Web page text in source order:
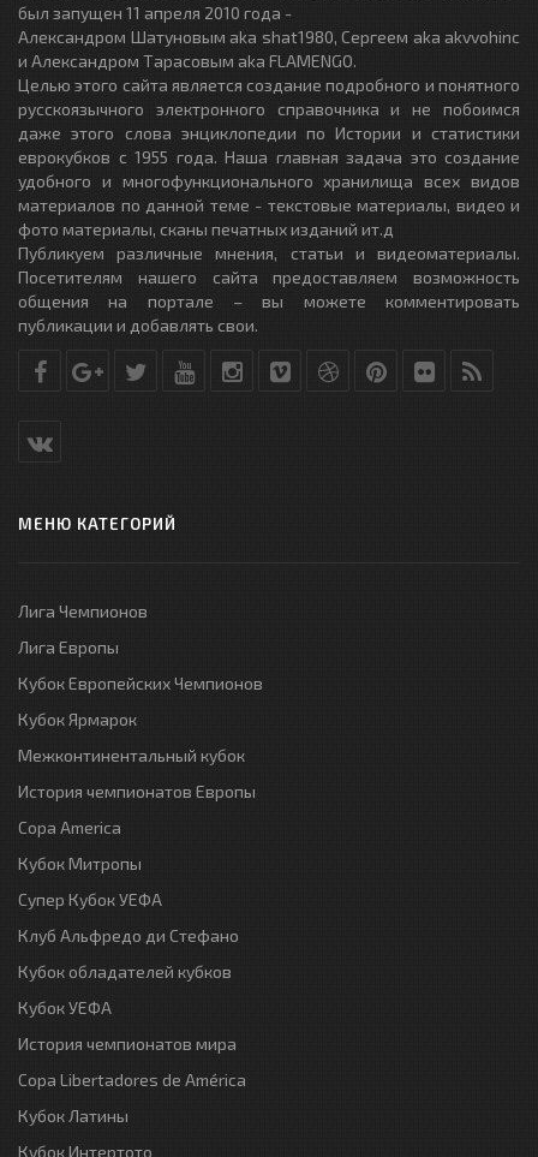
был запущен 11 апреля 2010 года -
Александром Шатуновым aka shat1980, Сергеем aka akvvohinc
и Александром Тарасовым aka FLAMENGO.
Целью этого сайта является создание подробного и понятного
русскоязычного электронного справочника и не побоимся
даже этого слова энциклопедии по Истории и статистики
еврокубков с 1955 года. Наша главная задача это создание
удобного и многофункционального хранилища всех видов
материалов по данной теме - текстовые материалы, видео и
фото материалы, сканы печатных изданий ит.д
Публикуем различные мнения, статьи и видеоматериалы.
Посетителям нашего сайта предоставляем возможность
общения на портале – вы можете комментировать
публикации и добавлять свои.
МЕНЮ КАТЕГОРИЙ
Лига Чемпионов
Лига Европы
Кубок Европейских Чемпионов
Кубок Ярмарок
Межконтинентальный кубок
История чемпионатов Европы
Copa America
Кубок Митропы
Супер Кубок УЕФА
Клуб Альфредо ди Стефано
Кубок обладателей кубков
Кубок УЕФА
История чемпионатов мира
Copa Libertadores de América
Кубок Латины
Кубок Интертото